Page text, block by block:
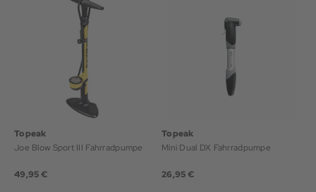
Topeak
Joe Blow Sport III Fahrradpumpe
49,95 €
Topeak
Mini Dual DX Fahrradpumpe
26,95 €